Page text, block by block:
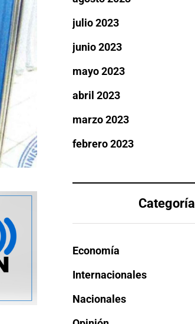
julio 2023
junio 2023
mayo 2023
abril 2023
marzo 2023
febrero 2023
Economía
Internacionales
Nacionales